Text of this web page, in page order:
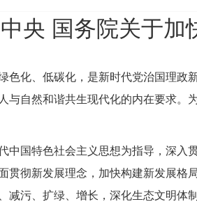
央 国务院关于加
色化、低碳化，是新时代党治国理政
与自然和谐共生现代化的内在要求。
中国特色社会主义思想为指导，深入
贯彻新发展理念，加快构建新发展
减污、扩绿、增长，深化生态文明